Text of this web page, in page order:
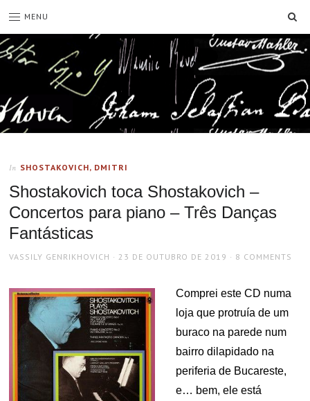
MENU
In SHOSTAKOVICH, DMITRI
Shostakovich toca Shostakovich –
Concertos para piano – Três Danças
Fantásticas
AUTHOR
VASSILY GENRIKHOVICH
POSTED
23 DE OUTUBRO DE 2019 8 COMMENTS
Comprei este CD numa
loja que protruía de um
buraco na parede num
bairro dilapidado na
periferia de Bucareste,
e… bem, ele está